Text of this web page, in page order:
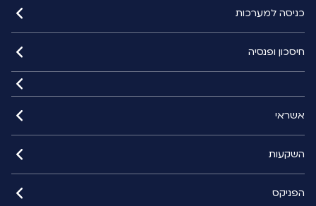
כניסה למערכות
חיסכון ופנסיה
אשראי
השקעות
הפניקס